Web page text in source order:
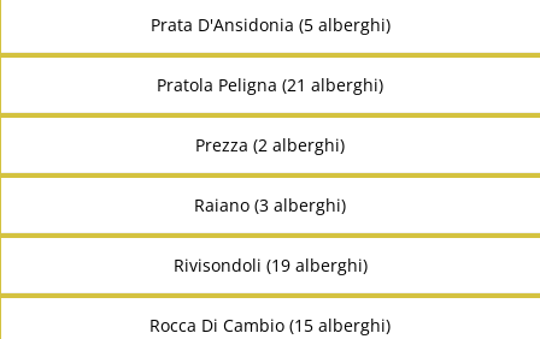
Prata D'Ansidonia (5 alberghi)
Pratola Peligna (21 alberghi)
Prezza (2 alberghi)
Raiano (3 alberghi)
Rivisondoli (19 alberghi)
Rocca Di Cambio (15 alberghi)